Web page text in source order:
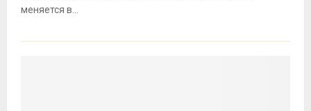
меняется в...